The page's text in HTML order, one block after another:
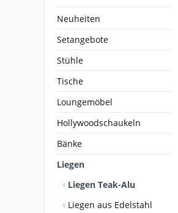
Neuheiten
Setangebote
Stühle
Tische
Loungemöbel
Hollywoodschaukeln
Bänke
Liegen
Liegen Teak-Alu
Liegen aus Edelstahl